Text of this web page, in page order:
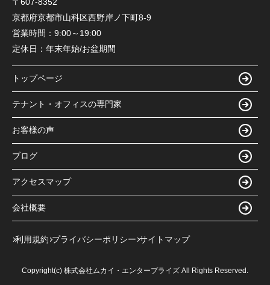
京都府京都市山科区西野岸ノ下町8-9
営業時間： 9:00～19:00
定休日： 年末年始/お盆期間
トップページ
テナント・オフィスの専門家
お客様の声
ブログ
アクセスマップ
会社概要
利用規約 プライバシーポリシー サイトマップ
Copyright(c) 株式会社ムカイ・エンタープライズ All Rights Reserved.